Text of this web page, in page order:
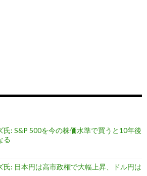
: S&P 500を今の株価水準で買うと10年後
る
氏: 日本円は高市政権で大幅上昇、ドル円は